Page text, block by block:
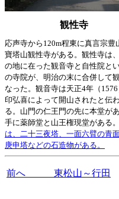
観性寺
応声寺から120m程東に真言宗豊
寶塔山観性寺がある。観性寺は
の地に在った観音寺と自性院と
の寺院が、明治の末に合併して
なった。観音寺は天正4年（
印弘喜によって開山されたと伝
る。山門の仁王門の先に本堂が
手に薬師堂と山王権現堂がある。
は、二十三夜塔、一面六臂の青
庚申塔などの石造物がある。
前へ 東松山～行田